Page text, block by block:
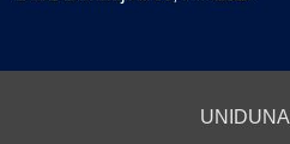
UNIDUNA